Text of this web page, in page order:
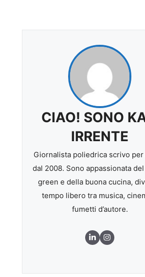
CIAO! SONO
IRRENTE
Giornalista poliedrica scrivo
dal 2008. Sono appassionata
green e della buona cucina,
tempo libero tra musica,
fumetti d’autore.